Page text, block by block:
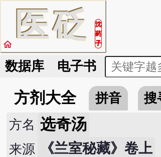
医砭
沈
药
子
home
数据库 电子书
方剂大全 拼音
搜
方名 选奇汤
来源 《兰室秘藏》卷上